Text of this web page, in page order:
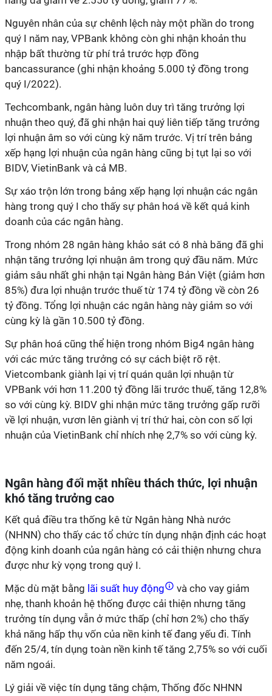
Nguyên nhân của sự chênh lệch này một phần do trong
quý I năm nay, VPBank không còn ghi nhận khoản thu
nhập bất thường từ phí trả trước hợp đồng
bancassurance (ghi nhận khoảng 5.000 tỷ đồng trong
quý I/2022).
Techcombank, ngân hàng luôn duy trì tăng trưởng lợi
nhuận theo quý, đã ghi nhận hai quý liên tiếp tăng trưởng
lợi nhuận âm so với cùng kỳ năm trước. Vị trí trên bảng
xếp hạng lợi nhuận của ngân hàng cũng bị tụt lại so với
BIDV, VietinBank và cả MB.
Sự xáo trộn lớn trong bảng xếp hạng lợi nhuận các ngân
hàng trong quý I cho thấy sự phân hoá về kết quả kinh
doanh của các ngân hàng.
Trong nhóm 28 ngân hàng khảo sát có 8 nhà băng đã ghi
nhận tăng trưởng lợi nhuận âm trong quý đầu năm. Mức
giảm sâu nhất ghi nhận tại Ngân hàng Bản Việt (giảm hơn
85%) đưa lợi nhuận trước thuế từ 174 tỷ đồng về còn 26
tỷ đồng. Tổng lợi nhuận các ngân hàng này giảm so với
cùng kỳ là gần 10.500 tỷ đồng.
Sự phân hoá cũng thể hiện trong nhóm Big4 ngân hàng
với các mức tăng trưởng có sự cách biệt rõ rệt.
Vietcombank giành lại vị trí quán quân lợi nhuận từ
VPBank với hơn 11.200 tỷ đồng lãi trước thuế, tăng 12,8%
so với cùng kỳ. BIDV ghi nhận mức tăng trưởng gấp rưỡi
về lợi nhuận, vươn lên giành vị trí thứ hai, còn con số lợi
nhuận của VietinBank chỉ nhích nhẹ 2,7% so với cùng kỳ.
Ngân hàng đối mặt nhiều thách thức, lợi nhuận
khó tăng trưởng cao
Kết quả điều tra thống kê từ Ngân hàng Nhà nước
(NHNN) cho thấy các tổ chức tín dụng nhận định các hoạt
động kinh doanh của ngân hàng có cải thiện nhưng chưa
được như kỳ vọng trong quý I.
Mặc dù mặt bằng lãi suất huy động
và cho vay giảm
nhẹ, thanh khoản hệ thống được cải thiện nhưng tăng
trưởng tín dụng vẫn ở mức thấp (chỉ hơn 2%) cho thấy
khả năng hấp thụ vốn của nền kinh tế đang yếu đi. Tính
đến 25/4, tín dụng toàn nền kinh tế tăng 2,75% so với cuối
năm ngoái.
Lý giải về việc tín dụng tăng chậm, Thống đốc NHNN